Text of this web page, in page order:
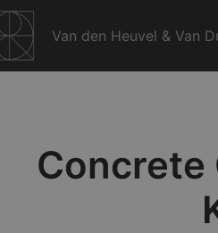
Van den Heuvel & Van
Concrete